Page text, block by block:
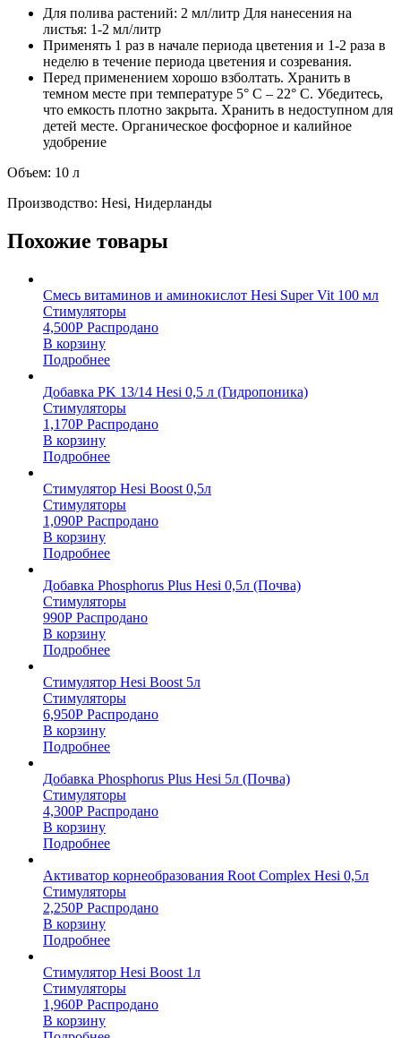
Для полива растений: 2 мл/литр Для нанесения на
листья: 1-2 мл/литр
Применять 1 раз в начале периода цветения и 1-2 раза в
неделю в течение периода цветения и созревания.
Перед применением хорошо взболтать. Хранить в
темном месте при температуре 5° С – 22° С. Убедитесь,
что емкость плотно закрыта. Хранить в недоступном для
детей месте. Органическое фосфорное и калийное
удобрение
Объем: 10 л
Производство: Hesi, Нидерланды
Похожие товары
Смесь витаминов и аминокислот Hesi Super Vit 100 мл
Стимуляторы
4,500Р Распродано
В корзину
Подробнее
Добавка PK 13/14 Hesi 0,5 л (Гидропоника)
Стимуляторы
1,170Р Распродано
В корзину
Подробнее
Стимулятор Hesi Boost 0,5л
Стимуляторы
1,090Р Распродано
В корзину
Подробнее
Добавка Phosphorus Plus Hesi 0,5л (Почва)
Стимуляторы
990Р Распродано
В корзину
Подробнее
Стимулятор Hesi Boost 5л
Стимуляторы
6,950Р Распродано
В корзину
Подробнее
Добавка Phosphorus Plus Hesi 5л (Почва)
Стимуляторы
4,300Р Распродано
В корзину
Подробнее
Активатор корнеобразования Root Complex Hesi 0,5л
Стимуляторы
2,250Р Распродано
В корзину
Подробнее
Стимулятор Hesi Boost 1л
Стимуляторы
1,960Р Распродано
В корзину